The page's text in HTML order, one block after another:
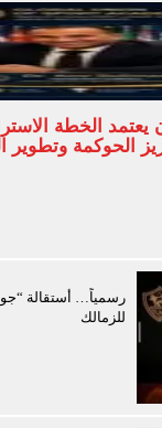
رسمياً… أستقالة
للزمالك